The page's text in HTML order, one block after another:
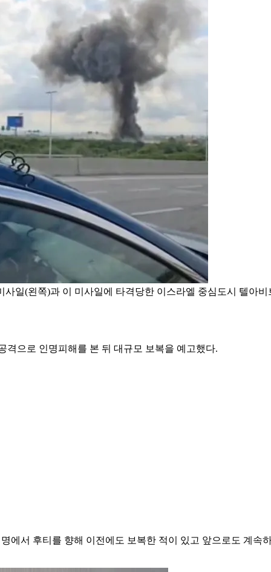
일(왼쪽)과 이 미사일에 타격당한 이스라엘 중심도시 텔아
격으로 인명피해를 본 뒤 대규모 보복을 예고했다.
에서 후티를 향해 이전에도 보복한 적이 있고 앞으로도 계속